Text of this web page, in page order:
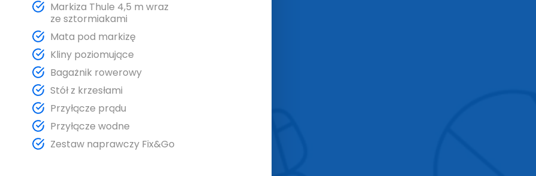
Markiza Thule 4,5 m wraz
ze sztormiakami
Mata pod markizę
Kliny poziomujące
Bagażnik rowerowy
Stół z krzesłami
Przyłącze prądu
Przyłącze wodne
Zestaw naprawczy Fix&Go